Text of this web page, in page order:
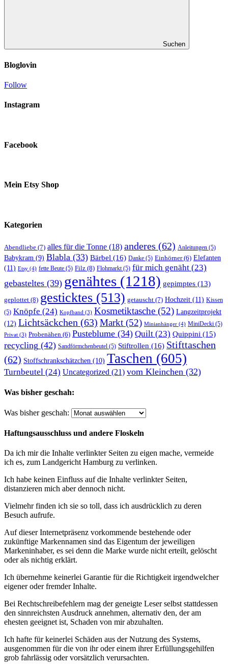
Suchen
Bloglovin
Follow
Instagram
Facebook
Mein Etsy Shop
Kategorien
Abendliebe (7) alles für die Tonne (18) anderes (62) Anleitungen (5)
Babykram (9) Blabla (33) Bärbel (16) Danke (5) Einhörner(6) Elefanten
(11) Etsy (4) fette Beute (5) Filz (8) Flohmarkt(5) für mich genäht (23)
gebasteltes (39) genähtes (1218) gepimptes (13)
geplottet (8) gesticktes (513) getauscht (7) Hochzeit (11) Kissen
(5) Knöpfe (24) Kopfband (3) Kosmetiktasche (52) Langzeitprojekt
(12) Lichtsäckchen (63) Markt (52) Minianhänger (4) MiniDecki (5)
Privat (3) Probenähen (6) Pusteblume (34) Quilt (23) Quippini (15)
recycling (42) Sandförmchenbeutel (5) Stiftrollen (16) Stifttaschen
(62) Stoffschrankschätzchen (10) Taschen (605)
Turnbeutel (24) Uncategorized (21) vom Kleinchen (32)
Was bisher geschah:
Was bisher geschah:
Haftungsausschluss und andere Floskeln
Da ich mir die Inhalte verlinkter Seiten zu eigen mache, vermeide
ich es, zum Landgericht Hamburg zu verlinken.
Ich habe keinen Einfluss auf die Inhalte verlinkter Seiten,
distanzieren mich aber dennoch nicht.
Vielmehr finden ich sie so toll, dass ich ausdrücklich zu deren
Besuch aufrufe.
Auf dieser Internetpräsenz vorkommende bestehende oder
zukünftige Markennamen sind das Eigentum der jeweiligen
Markeninhaber, es sei denn die Marke wurde nicht erteilt, gelöscht
oder als nichtig erklärt.
Ich übernehme keinerlei Garantie für die Richtigkeit irgendwelcher
eigener oder fremder Inhalte.
Bei Rechtschreibefehlern mag der geneigte Leser selbst stattdessen
den sinnreichsten Ausdruck annehmen, alternativ den, der am
ehesten geeignet ist, Schaden von mir abzuhalten.
Ich hafte für keinerlei Schäden aus der Nutzung des Systems,
ausgenommen für die von ihr oder einem ihrer Erfüllungsgehilfen
grob fahrlässig oder vorsätzlich verursachten.